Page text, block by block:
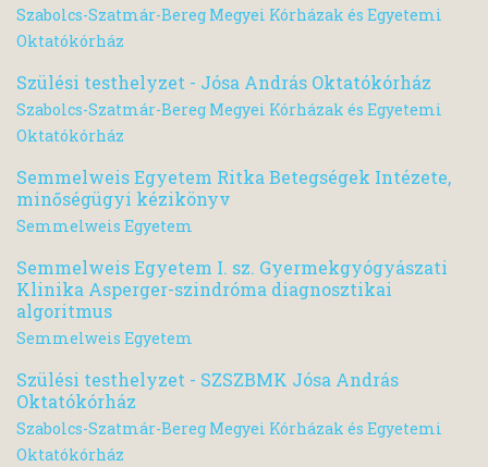
Szabolcs-Szatmár-Bereg Megyei Kórházak és Egyetemi
Oktatókórház
Szülési testhelyzet - Jósa András Oktatókórház
Szabolcs-Szatmár-Bereg Megyei Kórházak és Egyetemi
Oktatókórház
Semmelweis Egyetem Ritka Betegségek Intézete,
minőségügyi kézikönyv
Semmelweis Egyetem
Semmelweis Egyetem I. sz. Gyermekgyógyászati
Klinika Asperger-szindróma diagnosztikai
algoritmus
Semmelweis Egyetem
Szülési testhelyzet - SZSZBMK Jósa András
Oktatókórház
Szabolcs-Szatmár-Bereg Megyei Kórházak és Egyetemi
Oktatókórház